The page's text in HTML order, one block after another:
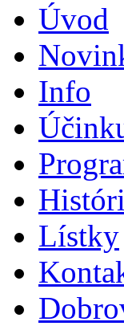
Úvod
Info
Lístky